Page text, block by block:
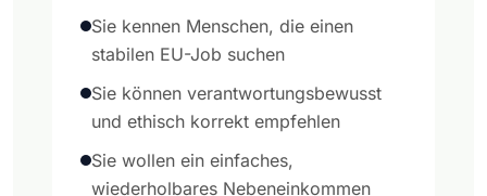
Sie kennen Menschen, die einen
stabilen EU-Job suchen
Sie können verantwortungsbewusst
und ethisch korrekt empfehlen
Sie wollen ein einfaches,
wiederholbares Nebeneinkommen